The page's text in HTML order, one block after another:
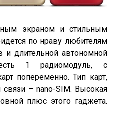
экраном и стильным
по нраву любителям
и длительной автономной
1 радиомодуль, с
попеременно. Тип карт,
– nano-SIM. Высокая
плюс этого гаджета.